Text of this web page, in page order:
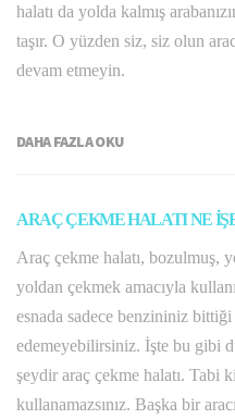
halatı da yolda kalmış
taşır. O yüzden siz, siz olun
devam etmeyin.
DAHA FAZLA OKU
ARAÇ ÇEKME HALATI NE
Araç çekme halatı, bozulmuş,
yoldan çekmek amacıyla
esnada sadece benzininiz
edemeyebilirsiniz. İşte bu gibi
şeydir araç çekme halatı. Tabi
kullanamazsınız. Başka bir